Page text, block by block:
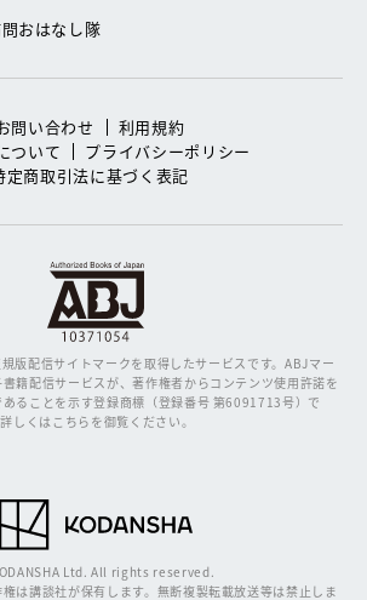
おはなし隊
問い合わせ
利用規約
ついて
プライバシーポリシー
定商取引法に基づく表記
版配信サイトマークを取得したサービスです。ABJマー
籍配信サービスが、著作権者からコンテンツ使用許諾を
ることを示す登録商標（登録番号 第6091713号）で
しくはこちらを御覧ください。
Ltd. All rights reserved.
は講談社が保有します。無断複製転載放送等は禁止しま